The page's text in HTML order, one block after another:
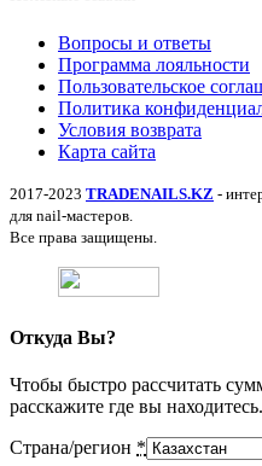
Вопросы и ответы
Программа лояльности
Пользовательское
Политика
Условия возврата
Карта сайта
2017-2023 TRADENAILS.KZ -
для nail-мастеров.
Все права защищены.
Откуда Вы?
Чтобы быстро рассчитать
расскажите где вы находитесь.
Страна/регион *